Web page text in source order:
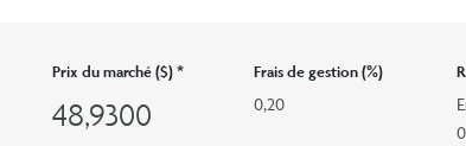
Prix ​​du marché ($) *
48,9300
Frais de gestion (%)
0,20